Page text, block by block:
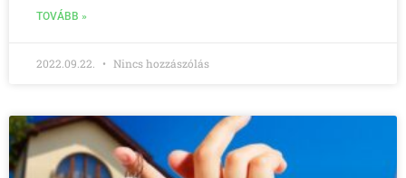
TOVÁBB »
2022.09.22. Nincs hozzászólás